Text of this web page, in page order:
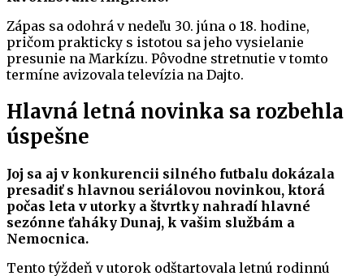
Zápas sa odohrá v nedeľu 30. júna o 18. hodine,
pričom prakticky s istotou sa jeho vysielanie
presunie na Markízu. Pôvodne stretnutie v tomto
termíne avizovala televízia na Dajto.
Hlavná letná novinka sa rozbehla
úspešne
Joj sa aj v konkurencii silného futbalu dokázala
presadiť s hlavnou seriálovou novinkou, ktorá
počas leta v utorky a štvrtky nahradí hlavné
sezónne ťaháky Dunaj, k vašim službám a
Nemocnica.
Tento týždeň v utorok odštartovala letnú rodinnú